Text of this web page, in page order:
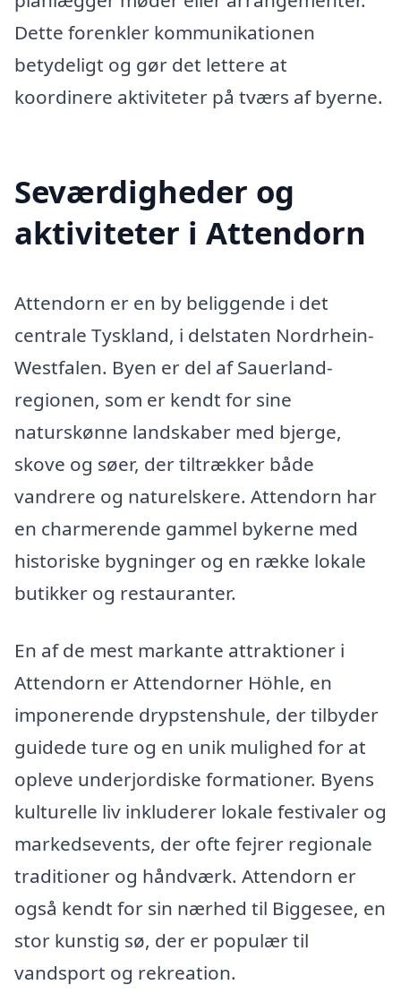
Dette forenkler kommunikationen
betydeligt og gør det lettere at
koordinere aktiviteter på tværs af byerne.
Seværdigheder og
aktiviteter i Attendorn
Attendorn er en by beliggende i det
centrale Tyskland, i delstaten Nordrhein-
Westfalen. Byen er del af Sauerland-
regionen, som er kendt for sine
naturskønne landskaber med bjerge,
skove og søer, der tiltrækker både
vandrere og naturelskere. Attendorn har
en charmerende gammel bykerne med
historiske bygninger og en række lokale
butikker og restauranter.
En af de mest markante attraktioner i
Attendorn er Attendorner Höhle, en
imponerende drypstenshule, der tilbyder
guidede ture og en unik mulighed for at
opleve underjordiske formationer. Byens
kulturelle liv inkluderer lokale festivaler og
markedsevents, der ofte fejrer regionale
traditioner og håndværk. Attendorn er
også kendt for sin nærhed til Biggesee, en
stor kunstig sø, der er populær til
vandsport og rekreation.